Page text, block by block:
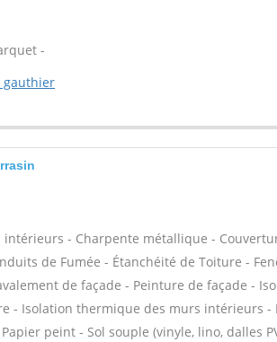
-
gauthier
intérieurs - Charpente métallique -
de Fumée - Étanchéité de Toiture -
de façade - Peinture de façade -
- Isolation thermique des murs intérieurs -
peint - Sol souple (vinyle, lino, dalles